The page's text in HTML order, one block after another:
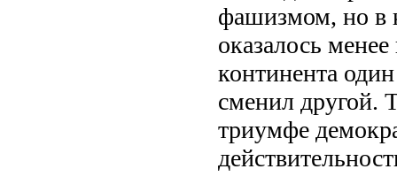
фашизмом, но в
оказалось
континента
сменил другой.
триумфе